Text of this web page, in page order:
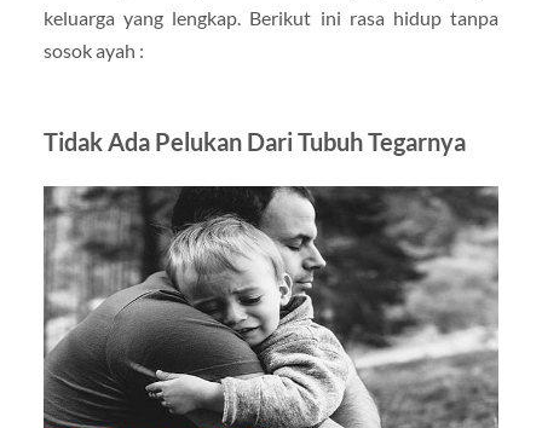
keluarga yang lengkap. Berikut ini rasa hidup tanpa
sosok ayah :
Tidak Ada Pelukan Dari Tubuh Tegarnya